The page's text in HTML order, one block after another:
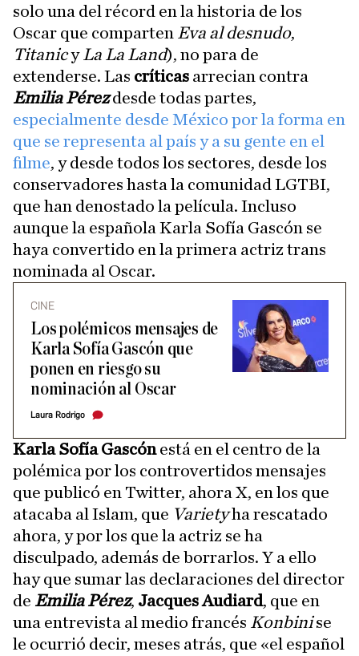
solo una del récord en la historia de los
Oscar que comparten Eva al desnudo,
Titanicy La La Land), no para de
extenderse. Las críticas arrecian contra
Emilia Pérezdesde todas partes,
especialmente desde México por la forma en
que se representa al país y a su gente en el
filme, y desde todos los sectores, desde los
conservadores hasta la comunidad LGTBI,
que han denostado la película. Incluso
aunque la española Karla Sofía Gascón se
haya convertido en la primera actriz trans
nominada al Oscar.
CINE
Los polémicos mensajes de
Karla Sofía Gascón que
ponen en riesgo su
nominación al Oscar
Laura Rodrigo
Karla Sofía Gascónestá en el centro de la
polémica por los controvertidos mensajes
que publicó en Twitter, ahora X, en los que
atacaba al Islam, que Varietyha rescatado
ahora, y por los que la actriz se ha
disculpado, además de borrarlos. Y a ello
hay que sumar las declaraciones del director
de Emilia Pérez, Jacques Audiard, que en
una entrevista al medio francés Konbinise
le ocurrió decir, meses atrás, que «el español